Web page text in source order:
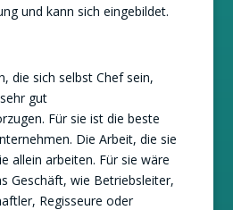
und kann sich eingebildet.
die sich selbst Chef sein,
gut
Für sie ist die beste
Die Arbeit, die sie
allein arbeiten. Für sie wäre
Geschäft, wie Betriebsleiter,
Regisseure oder